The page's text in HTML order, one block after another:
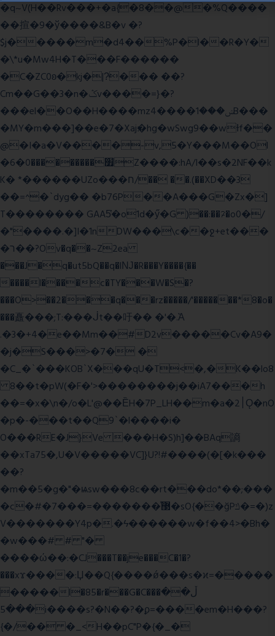
�q~V(H��Rv���+�a{�8��@�%Q����
��揎�9�ў����&B�v �?
$j�����m�d4��%P�l��R�Y�
�\*u�Mw4H�T���F������
�C�ZC0ʚ�kj�|?ͮ��� ��?
Cm��G��3�n�ݣv����=}�?
���el��O��H����mzݾ���1����4B���
�MY�m���]��e�7�Xaj׃�hg�wSwg9��wƗf��
@�I�a�V����-v,5�Y���M��Ol
�׿���������0�6Z����:hA/I��s�2NF��k
K� *������UZo���ח/�� ��.(��XD��3
��=^�`dyg�� �b76P��A���G�Zx�]
T�������� GAA5̔�o1d�ӳ�G )��:��ℱ�o0�/
�"����.�]I�1nDW���\c��ջ+et���
�ר��?Ov�q��~Z2ea
���J�q�ut5bQ��q�lǊ�R���Y����{��
����l����c�TY���W�S�?
���O>��2���q���rz�����/'�������*8�o�
���矗���;T:���ᒎt��吁�� �'�.Ὰ
.�3�+4�e��Mm��#D2v�����Cv�A9�
�j�S���>�7� �
�C_�`���KOB`X���qU�T<�,�K��lo8
8��t�pW(�F�'>��������j��iA7���h
��=�x�\n�/o�L'@��ȄH�7P_LH��m�a�2׀Ǫ�nO
�p�-���t��Q9`�l����i�
O���RE�J}Ve ���H�S)h]��BAq謪
��xTa75�,U�V�����VC]}U?!#����(�[�k���
��?
�m��5�g�"�ѩsw���8c��rt���do*��;���
�c�#�޳�ͯ������=���7�sO{��ğPݿ�=�)z
V�������Y4p�.�ϟ������w�f��4>�Bh�
�w���# # "�
����ώ��:�CJ���T��je���C�1�?
���xϫ����:Џ��Q{����ǿ���s�ϰ=�����
�����l�85�r���G�C���ڵ��
���5i����s?�N��?�ϼ=����em�H���?
{�/�� �_<H��pC"P�{�_�